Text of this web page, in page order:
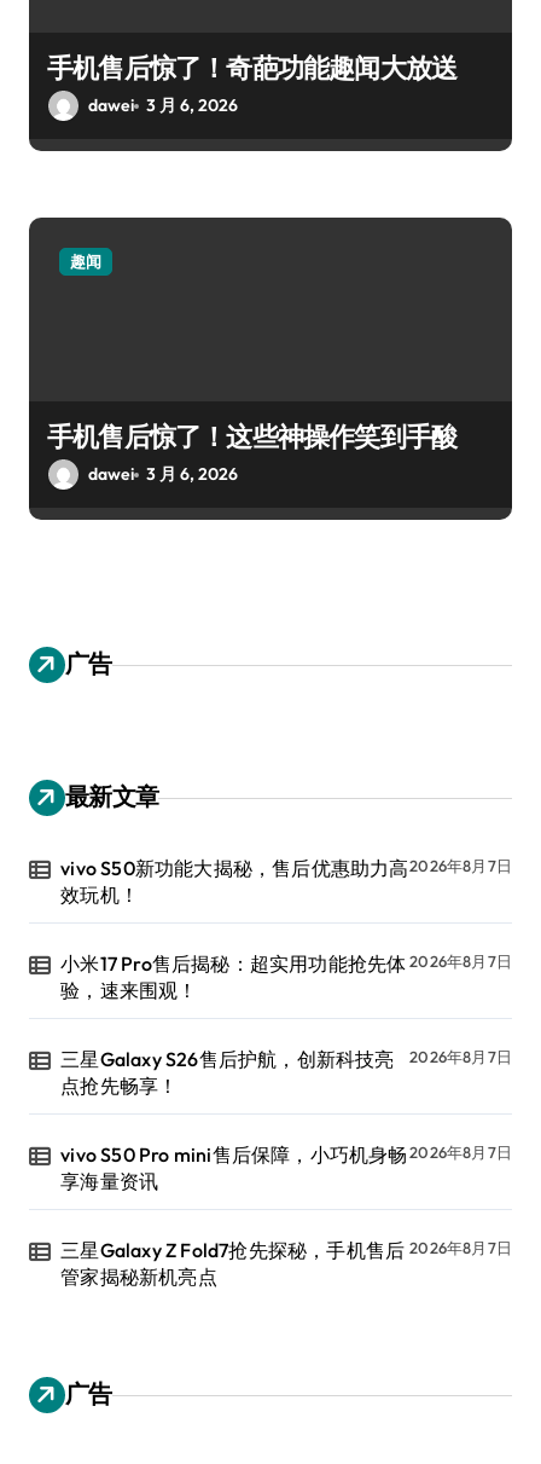
手机售后惊了！奇葩功能趣闻大放送
dawei 3 月 6, 2026
趣闻
手机售后惊了！这些神操作笑到手酸
dawei 3 月 6, 2026
广告
最新文章
vivo S50新功能大揭秘，售后优惠助力高
效玩机！
2026年8月7日
小米17 Pro售后揭秘：超实用功能抢先体
验，速来围观！
2026年8月7日
三星Galaxy S26售后护航，创新科技亮
点抢先畅享！
2026年8月7日
vivo S50 Pro mini售后保障，小巧机身畅
享海量资讯
2026年8月7日
三星Galaxy Z Fold7抢先探秘，手机售后
管家揭秘新机亮点
2026年8月7日
广告